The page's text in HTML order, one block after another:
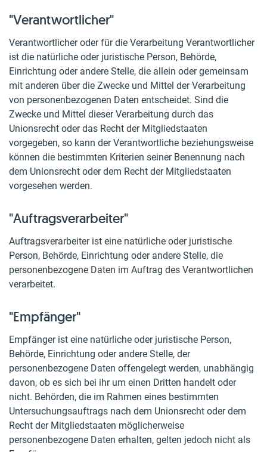
"Verantwortlicher"
Verantwortlicher oder für die Verarbeitung Verantwortlicher
ist die natürliche oder juristische Person, Behörde,
Einrichtung oder andere Stelle, die allein oder gemeinsam
mit anderen über die Zwecke und Mittel der Verarbeitung
von personenbezogenen Daten entscheidet. Sind die
Zwecke und Mittel dieser Verarbeitung durch das
Unionsrecht oder das Recht der Mitgliedstaaten
vorgegeben, so kann der Verantwortliche beziehungsweise
können die bestimmten Kriterien seiner Benennung nach
dem Unionsrecht oder dem Recht der Mitgliedstaaten
vorgesehen werden.
"Auftragsverarbeiter"
Auftragsverarbeiter ist eine natürliche oder juristische
Person, Behörde, Einrichtung oder andere Stelle, die
personenbezogene Daten im Auftrag des Verantwortlichen
verarbeitet.
"Empfänger"
Empfänger ist eine natürliche oder juristische Person,
Behörde, Einrichtung oder andere Stelle, der
personenbezogene Daten offengelegt werden, unabhängig
davon, ob es sich bei ihr um einen Dritten handelt oder
nicht. Behörden, die im Rahmen eines bestimmten
Untersuchungsauftrags nach dem Unionsrecht oder dem
Recht der Mitgliedstaaten möglicherweise
personenbezogene Daten erhalten, gelten jedoch nicht als